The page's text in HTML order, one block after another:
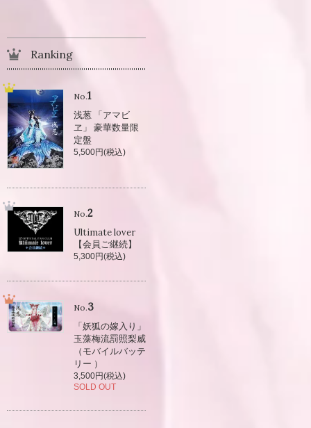
Ranking
No.1
浅葱 「アマビ
ヱ」 豪華数量限
定盤
5,500円(税込)
No.2
Ultimate lover
【会員ご継続】
5,300円(税込)
No.3
「妖狐の嫁入り」
玉藻梅流罰照梨威
（モバイルバッテ
リー ）
3,500円(税込)
SOLD OUT